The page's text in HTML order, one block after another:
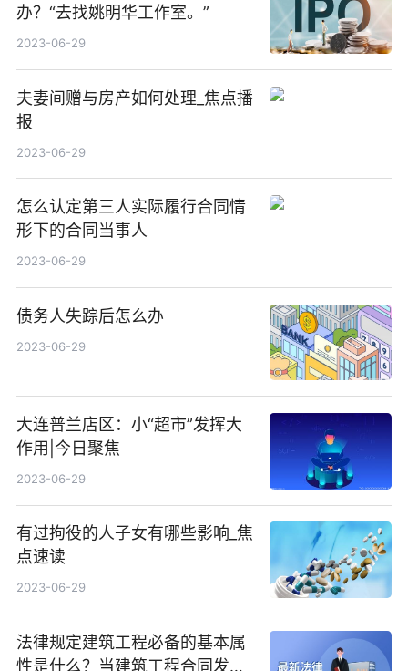
办？“去找姚明华工作室。”
2023-06-29
夫妻间赠与房产如何处理_焦点播
报
2023-06-29
怎么认定第三人实际履行合同情
形下的合同当事人
2023-06-29
债务人失踪后怎么办
2023-06-29
大连普兰店区：小“超市”发挥大
作用|今日聚焦
2023-06-29
有过拘役的人子女有哪些影响_焦
点速读
2023-06-29
法律规定建筑工程必备的基本属
性是什么？当建筑工程合同发生